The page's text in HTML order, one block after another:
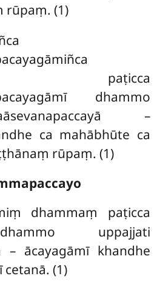
rūpaṃ. (1)
paṭicca
dhammo
–
ca mahābhūte ca
rūpaṃ. (1)
dhammaṃ paṭicca
uppajjati
– ācayagāmī khandhe
cetanā. (1)